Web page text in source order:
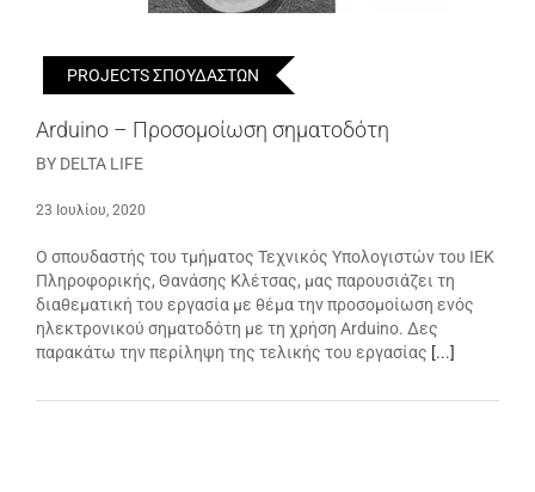
PROJECTS ΣΠΟΥΔΑΣΤΩΝ
Arduino – Προσομοίωση σηματοδότη
BY DELTA LIFE
23 Ιουλίου, 2020
Ο σπουδαστής του τμήματος Τεχνικός Υπολογιστών του ΙΕΚ
Πληροφορικής, Θανάσης Κλέτσας, μας παρουσιάζει τη
διαθεματική του εργασία με θέμα την προσομοίωση ενός
ηλεκτρονικού σηματοδότη με τη χρήση Arduino. Δες
παρακάτω την περίληψη της τελικής του εργασίας [...]